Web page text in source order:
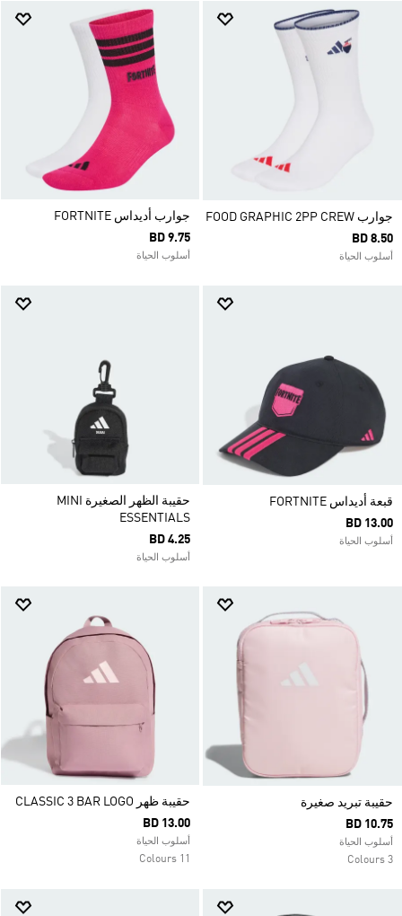
جوارب FOOD GRAPHIC 2PP CREW
BD 8.50
أسلوب الحياة
جوارب أديداس FORTNITE
BD 9.75
أسلوب الحياة
قبعة أديداس FORTNITE
BD 13.00
أسلوب الحياة
حقيبة الظهر الصغيرة MINI
ESSENTIALS
BD 4.25
أسلوب الحياة
حقيبة تبريد صغيرة
BD 10.75
أسلوب الحياة
3 Colours
حقيبة ظهر CLASSIC 3 BAR LOGO
BD 13.00
أسلوب الحياة
11 Colours